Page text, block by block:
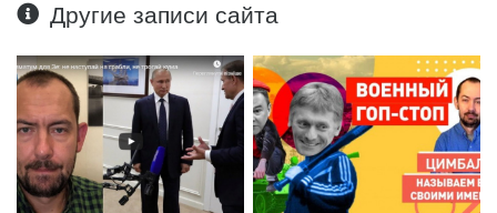
Другие записи сайта